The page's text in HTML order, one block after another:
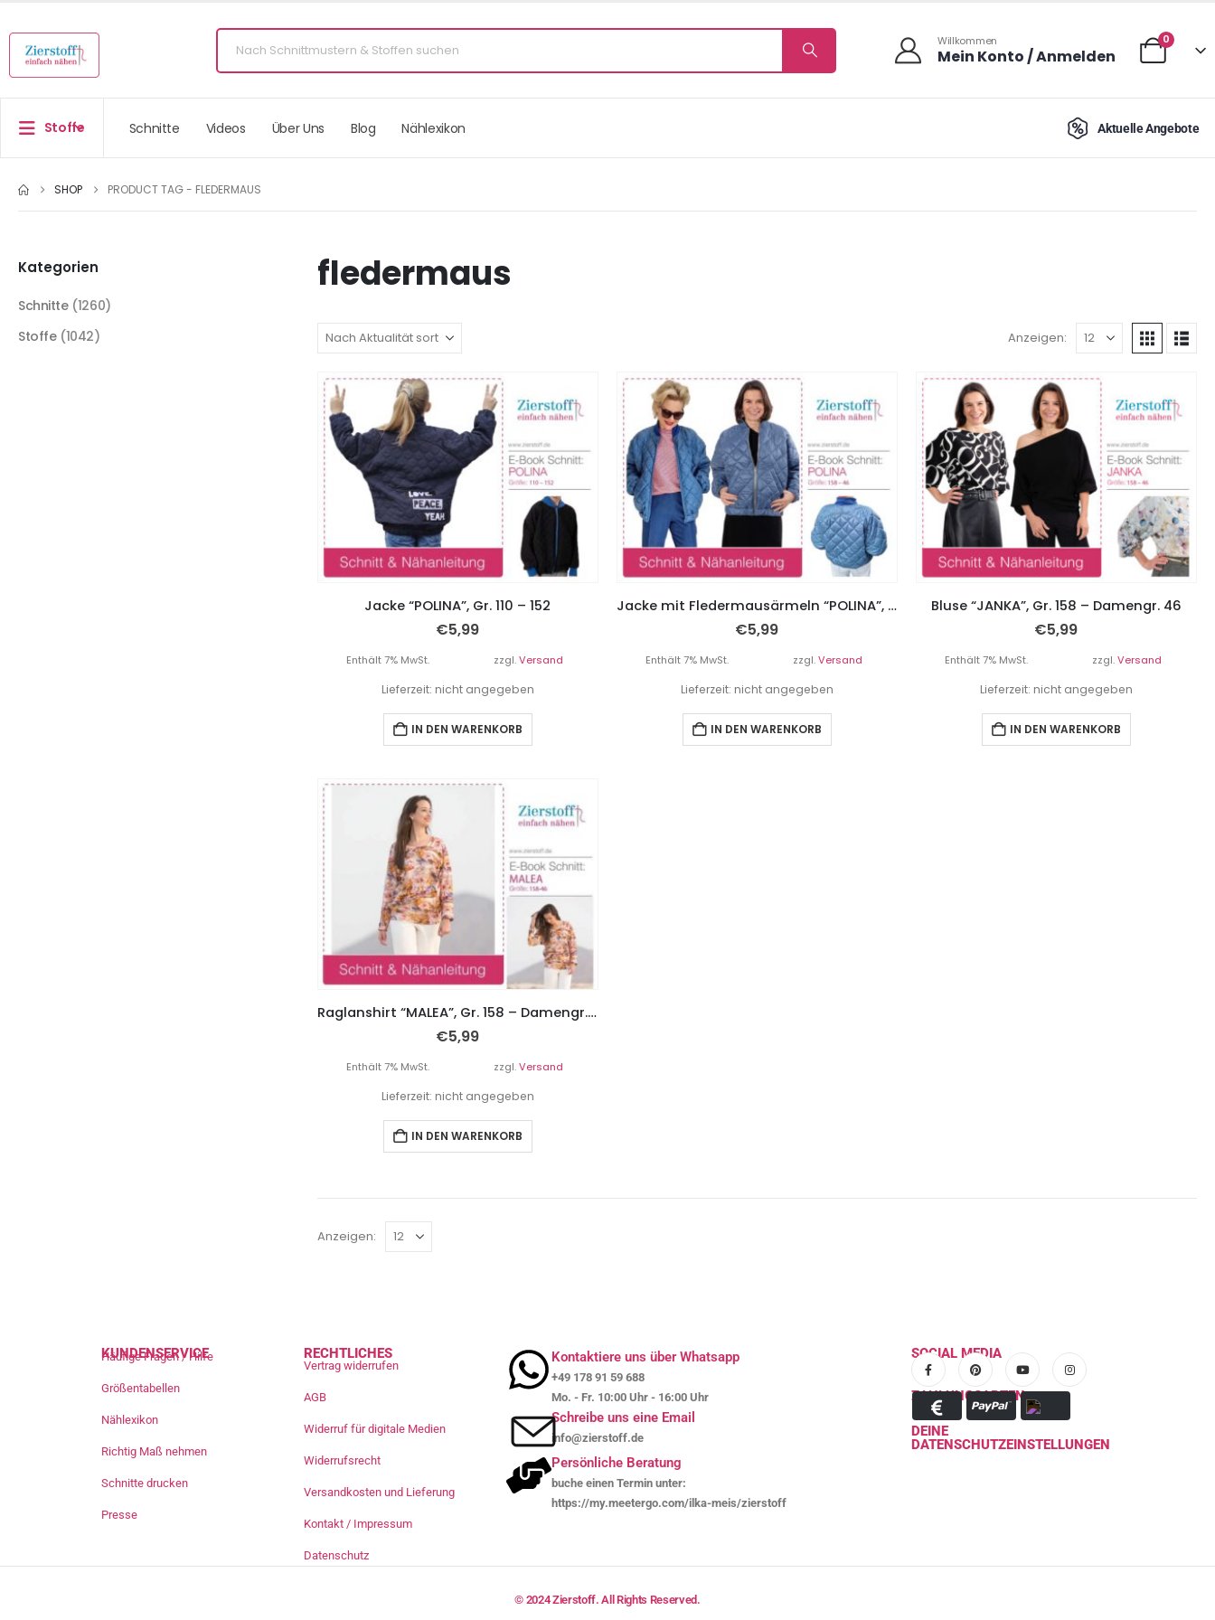
Willkommen
Mein Konto / Anmelden
0
Stoffe Schnitte Videos Über Uns Blog Nählexikon Aktuelle Angebote
SHOP PRODUCT TAG - FLEDERMAUS
fledermaus
Anzeigen:
Jacke “POLINA”, Gr. 110 – 152
€5,99
Enthält 7% MwSt. zzgl.Versand
Lieferzeit: nicht angegeben
IN DEN WARENKORB
Jacke mit Fledermausärmeln “POLINA”, Gr. 158 – Damengr. 46
€5,99
Enthält 7% MwSt. zzgl.Versand
Lieferzeit: nicht angegeben
IN DEN WARENKORB
Bluse “JANKA”, Gr. 158 – Damengr. 46
€5,99
Enthält 7% MwSt. zzgl.Versand
Lieferzeit: nicht angegeben
IN DEN WARENKORB
Raglanshirt “MALEA”, Gr. 158 – Damengr. 46
€5,99
Enthält 7% MwSt. zzgl.Versand
Lieferzeit: nicht angegeben
IN DEN WARENKORB
Anzeigen:
Kategorien
Schnitte (1260)
Stoffe (1042)
KUNDENSERVICE
Häufige Fragen / Hilfe
Größentabellen
Nählexikon
Richtig Maß nehmen
Schnitte drucken
Presse
RECHTLICHES
Vertrag widerrufen
AGB
Widerruf für digitale Medien
Widerrufsrecht
Versandkosten und Lieferung
Kontakt / Impressum
Datenschutz
Kontaktiere uns über Whatsapp
+49 178 91 59 688
Mo. - Fr. 10:00 Uhr - 16:00 Uhr
Schreibe uns eine Email
info@zierstoff.de
Persönliche Beratung
buche einen Termin unter:
https://my.meetergo.com/ilka-meis/zierstoff
SOCIAL MEDIA
ZAHLUNGSARTEN
DEINE
DATENSCHUTZEINSTELLUNGEN
© 2024 Zierstoff. All Rights Reserved.